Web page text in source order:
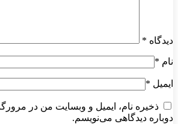
دیدگاه *
نام *
ایمیل *
ذخیره نام، ایمیل و وبسایت من در
دوباره دیدگاهی می‌نویسم.